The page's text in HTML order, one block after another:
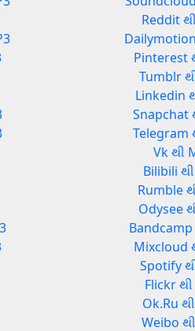
Reddit
Pinterest
Tumblr
Linkedin
Snapchat
Telegram
Vk થી
Bilibili
Rumble
Odysee
Mixcloud
Spotify
Flickr
Ok.Ru
Weibo